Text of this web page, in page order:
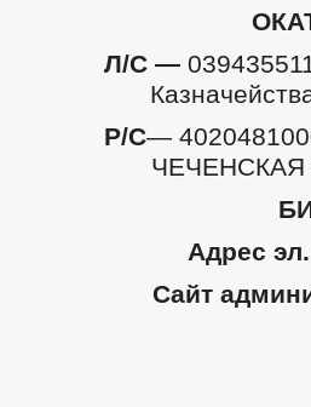
Л/С —
Р/С—
ЧЕЧЕНСКАЯ
Адрес
Сайт